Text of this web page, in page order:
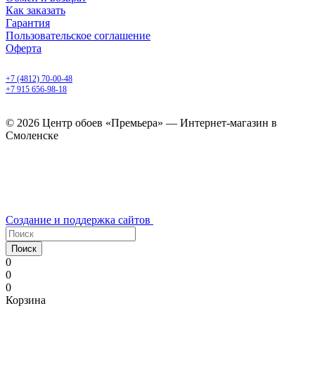
Как заказать
Гарантия
Пользовательское соглашение
Оферта
+7 (4812) 70-00-48
+7 915 656-98-18
© 2026 Центр обоев «Премьера» — Интернет-магазин в
Смоленске
Создание и поддержка сайтов
Поиск
0
0
0
Корзина